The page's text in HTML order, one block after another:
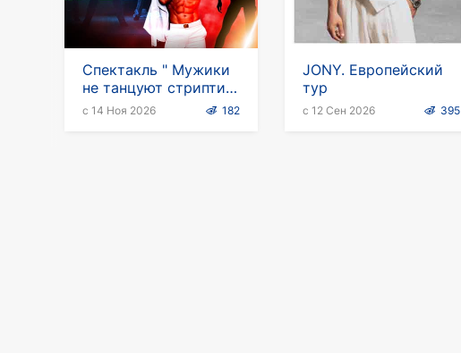
Спектакль " Мужики
не танцуют стриптиз"
в Германии
с 14 Ноя 2026 182
JONY. Европейский
тур
с 12 Сен 2026 395